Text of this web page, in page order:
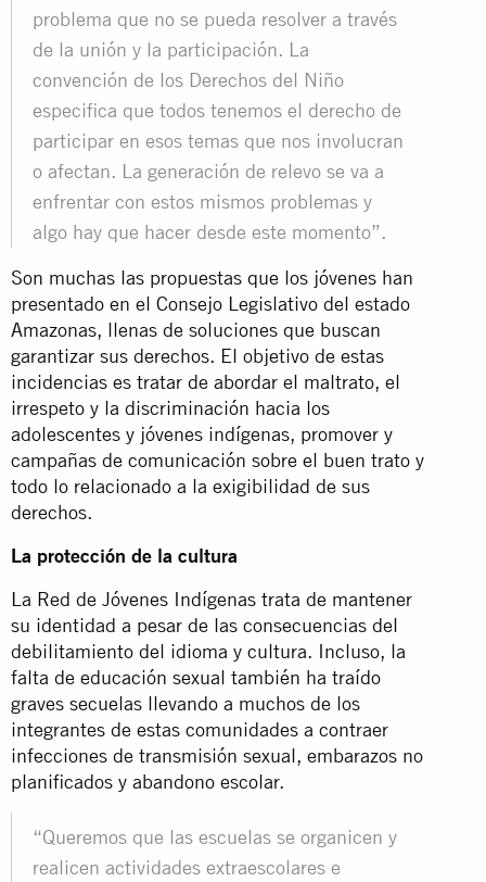
problema que no se pueda resolver a través
de la unión y la participación. La
convención de los Derechos del Niño
especifica que todos tenemos el derecho de
participar en esos temas que nos involucran
o afectan. La generación de relevo se va a
enfrentar con estos mismos problemas y
algo hay que hacer desde este momento”.
Son muchas las propuestas que los jóvenes han
presentado en el Consejo Legislativo del estado
Amazonas, llenas de soluciones que buscan
garantizar sus derechos. El objetivo de estas
incidencias es tratar de abordar el maltrato, el
irrespeto y la discriminación hacia los
adolescentes y jóvenes indígenas, promover y
campañas de comunicación sobre el buen trato y
todo lo relacionado a la exigibilidad de sus
derechos.
La protección de la cultura
La Red de Jóvenes Indígenas trata de mantener
su identidad a pesar de las consecuencias del
debilitamiento del idioma y cultura. Incluso, la
falta de educación sexual también ha traído
graves secuelas llevando a muchos de los
integrantes de estas comunidades a contraer
infecciones de transmisión sexual, embarazos no
planificados y abandono escolar.
“Queremos que las escuelas se organicen y
realicen actividades extraescolares e